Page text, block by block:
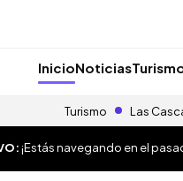
InicioNoticias
Turismo Las
¡Estás navegando en el